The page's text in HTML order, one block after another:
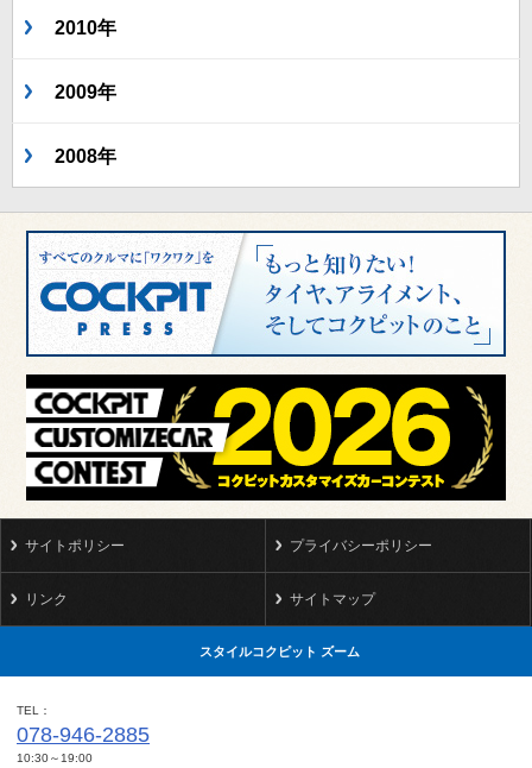
2010年
2009年
2008年
サイトポリシー プライバシーポリシー
リンク サイトマップ
スタイルコクピット ズーム
TEL
078-946-2885
10:30～19:00